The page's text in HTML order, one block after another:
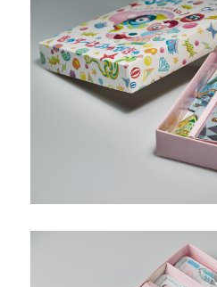
公版T型提盒
素色系列公版盒
宅配外箱